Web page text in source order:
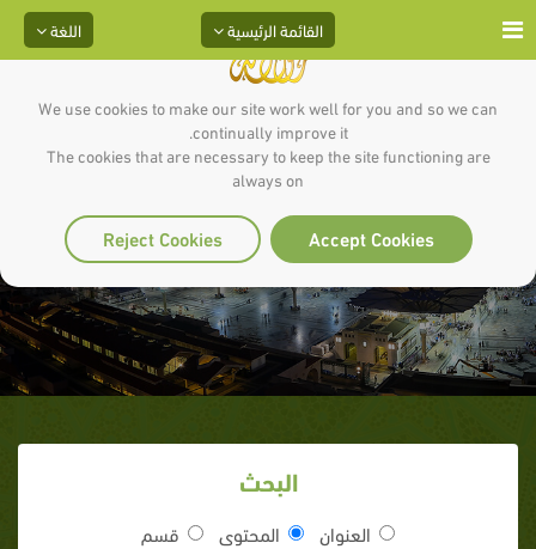
We use cookies to make our site work well for you and so we can
continually improve it.
The cookies that are necessary to keep the site functioning are
always on
Accept Cookies
Reject Cookies
اللغة القائمة الرئيسية
الكتب
البحث
العنوان المحتوى قسم